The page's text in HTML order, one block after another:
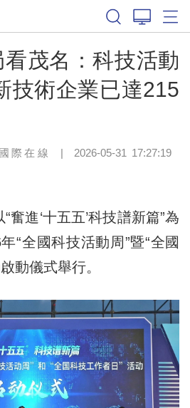
看茂名：科技活動
技術企業已達215
際在線 | 2026-05-31 17:27:19
進‘十五五’科技譜新篇”為
“全國科技活動周”暨“全國
動儀式舉行。